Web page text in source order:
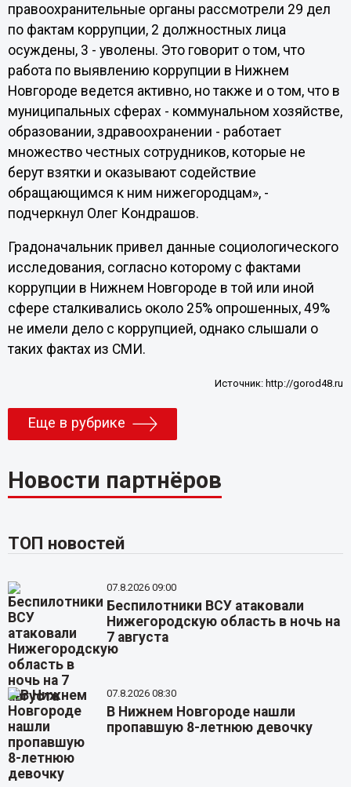
правоохранительные органы рассмотрели 29 дел
по фактам коррупции, 2 должностных лица
осуждены, 3 - уволены. Это говорит о том, что
работа по выявлению коррупции в Нижнем
Новгороде ведется активно, но также и о том, что в
муниципальных сферах - коммунальном хозяйстве,
образовании, здравоохранении - работает
множество честных сотрудников, которые не
берут взятки и оказывают содействие
обращающимся к ним нижегородцам», -
подчеркнул Олег Кондрашов.
Градоначальник привел данные социологического
исследования, согласно которому с фактами
коррупции в Нижнем Новгороде в той или иной
сфере сталкивались около 25% опрошенных, 49%
не имели дело с коррупцией, однако слышали о
таких фактах из СМИ.
Источник: http://gorod48.ru
Еще в рубрике
Новости партнёров
ТОП новостей
07.8.2026 09:00
Беспилотники ВСУ атаковали
Нижегородскую область в ночь на
7 августа
07.8.2026 08:30
В Нижнем Новгороде нашли
пропавшую 8-летнюю девочку